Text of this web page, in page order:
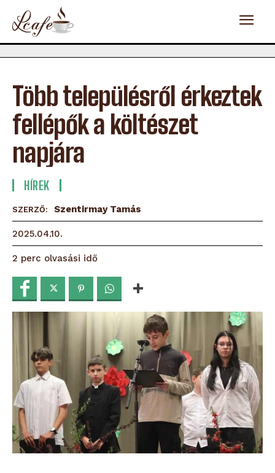
Több településről érkeztek
fellépők a költészet
napjára
HÍREK
SZERZŐ: Szentirmay Tamás
2025.04.10.
2 perc olvasási idő